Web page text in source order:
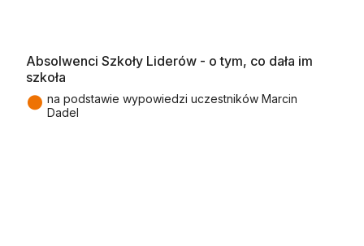
Absolwenci Szkoły Liderów - o tym, co dała im
szkoła
● na podstawie wypowiedzi uczestników Marcin
Dadel